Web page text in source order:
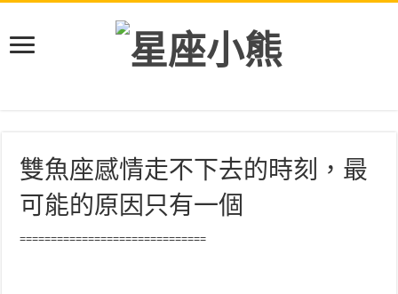
雙魚座感情走不下去的時刻，最
可能的原因只有一個
==============================